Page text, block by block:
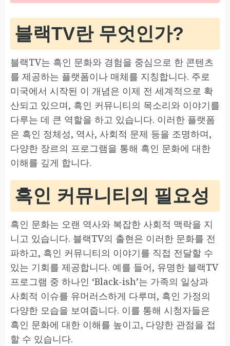
블랙TV란 무엇인가?
블랙TV는 흑인 문화와 경험을 중심으로 한 콘텐츠
를 제공하는 플랫폼이나 매체를 지칭합니다. 주로
미국에서 시작된 이 개념은 이제 전 세계적으로 확
산되고 있으며, 흑인 커뮤니티의 목소리와 이야기를
다루는 데 큰 역할을 하고 있습니다. 이러한 플랫폼
은 흑인 정체성, 역사, 사회적 문제 등을 조명하며,
다양한 장르의 프로그램을 통해 흑인 문화에 대한
이해를 깊게 합니다.
흑인 커뮤니티의 필요성
흑인 문화는 오랜 역사와 복잡한 사회적 맥락을 지
니고 있습니다. 블랙TV의 출현은 이러한 문화를 전
파하고, 흑인 커뮤니티의 이야기를 직접 전달할 수
있는 기회를 제공합니다. 예를 들어, 유명한 블랙TV
프로그램 중 하나인 ‘Black-ish’는 가족의 일상과
사회적 이슈를 유머러스하게 다루며, 흑인 가정의
다양한 모습을 보여줍니다. 이를 통해 시청자들은
흑인 문화에 대한 이해를 높이고, 다양한 관점을 접
할 수 있습니다.